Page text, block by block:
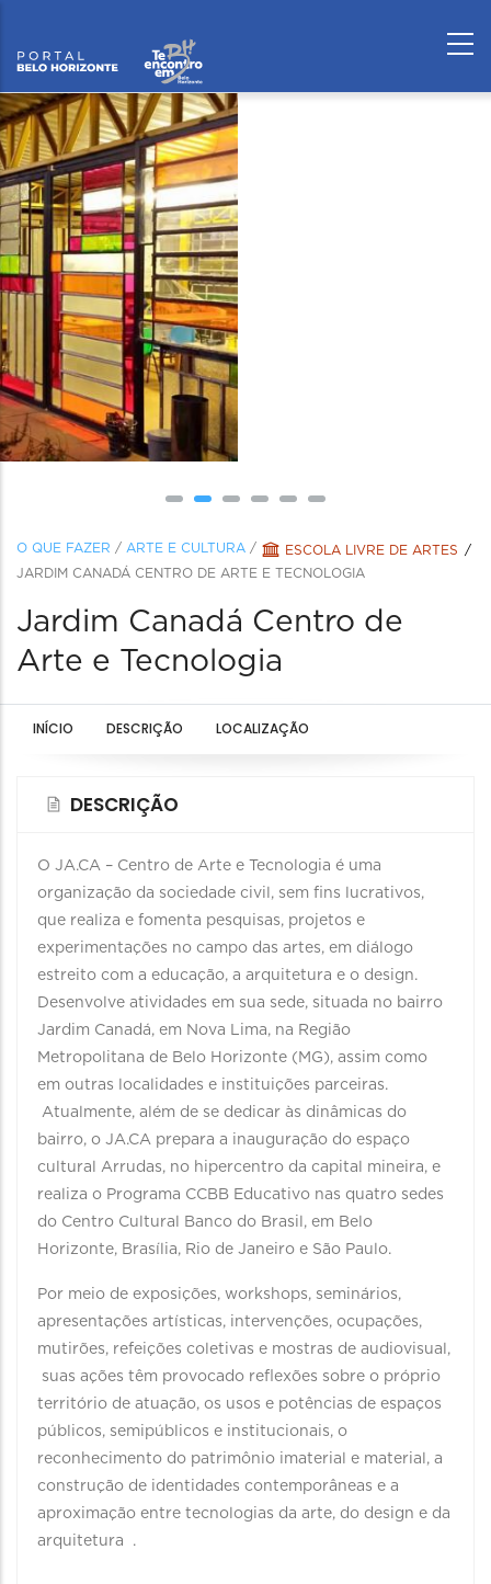
O QUE FAZER / ARTE E CULTURA /
ESCOLA LIVRE DE ARTES
JARDIM CANADÁ CENTRO DE ARTE E TECNOLOGIA
Jardim Canadá Centro de
Arte e Tecnologia
INÍCIO DESCRIÇÃO LOCALIZAÇÃO
DESCRIÇÃO
O JA.CA – Centro de Arte e Tecnologia é uma
organização da sociedade civil, sem fins lucrativos,
que realiza e fomenta pesquisas, projetos e
experimentações no campo das artes, em diálogo
estreito com a educação, a arquitetura e o design.
Desenvolve atividades em sua sede, situada no bairro
Jardim Canadá, em Nova Lima, na Região
Metropolitana de Belo Horizonte (MG), assim como
em outras localidades e instituições parceiras.
Atualmente, além de se dedicar às dinâmicas do
bairro, o JA.CA prepara a inauguração do espaço
cultural Arrudas, no hipercentro da capital mineira, e
realiza o Programa CCBB Educativo nas quatro sedes
do Centro Cultural Banco do Brasil, em Belo
Horizonte, Brasília, Rio de Janeiro e São Paulo.
Por meio de exposições, workshops, seminários,
apresentações artísticas, intervenções, ocupações,
mutirões, refeições coletivas e mostras de audiovisual,
suas ações têm provocado reflexões sobre o próprio
território de atuação, os usos e potências de espaços
públicos, semipúblicos e institucionais, o
reconhecimento do patrimônio imaterial e material, a
construção de identidades contemporâneas e a
aproximação entre tecnologias da arte, do design e da
arquitetura .